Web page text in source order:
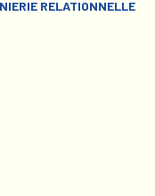
RELATIONNELLE